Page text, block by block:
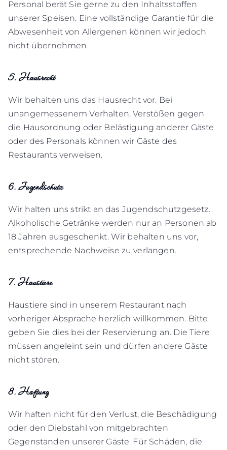
Personal berät Sie gerne zu den Inhaltsstoffen
unserer Speisen. Eine vollständige Garantie für die
Abwesenheit von Allergenen können wir jedoch
nicht übernehmen.
5. Hausrecht
Wir behalten uns das Hausrecht vor. Bei
unangemessenem Verhalten, Verstößen gegen
die Hausordnung oder Belästigung anderer Gäste
oder des Personals können wir Gäste des
Restaurants verweisen.
6. Jugendschutz
Wir halten uns strikt an das Jugendschutzgesetz.
Alkoholische Getränke werden nur an Personen ab
18 Jahren ausgeschenkt. Wir behalten uns vor,
entsprechende Nachweise zu verlangen.
7. Haustiere
Haustiere sind in unserem Restaurant nach
vorheriger Absprache herzlich willkommen. Bitte
geben Sie dies bei der Reservierung an. Die Tiere
müssen angeleint sein und dürfen andere Gäste
nicht stören.
8. Haftung
Wir haften nicht für den Verlust, die Beschädigung
oder den Diebstahl von mitgebrachten
Gegenständen unserer Gäste. Für Schäden, die